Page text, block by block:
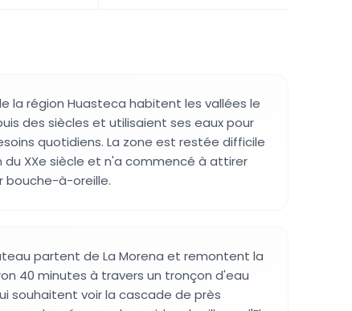
la région Huasteca habitent les vallées le
des siècles et utilisaient ses eaux pour
quotidiens. La zone est restée difficile
du XXe siècle et n'a commencé à attirer
bouche-à-oreille.
partent de La Morena et remontent la
40 minutes à travers un tronçon d'eau
souhaitent voir la cascade de près